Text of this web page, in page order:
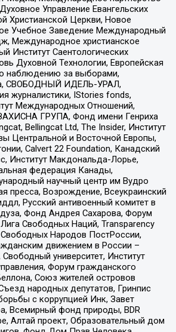
Управление Евангельских
Христианской Церкви, Новое
Учебное Заведение Международный
Международное христианское
Институт Саентологических
Духовной Технологии, Европейская
наблюдению за выборами,
СВОБОДНЫЙ ИДЕЛЬ-УРАЛ,
журналистики, IStories fonds,
Международных Отношений,
ГРУПА, Фонд имени Генриха
Bellingcat Ltd, The Insider, Институт
Центральной и Восточной Европы,
Calvert 22 Foundation, Канадский
Институт Макдональда-Лорье,
федерация Канады,
научный центр им Вудро
пресса, Возрождение, Всеукраинский
Русский антивоенный комитет в
Фонд Андрея Сахарова, Форум
Свободных Наций, Transparеncy
Народов ПостРоссии,
движением в России –
университет, Институт
Форум гражданского
Союз жителей островов
народных депутатов, Гринпис
с коррупцией Инк, Завет
Всемирный фонд природы, BDR
Алтай проект, Образовательный дом